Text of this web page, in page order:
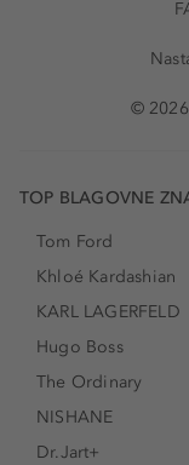
©
TOP BLAGOVNE
Tom Ford
Khloé Kardashian
KARL LAGERFELD
Hugo Boss
The Ordinary
NISHANE
Dr.Jart+